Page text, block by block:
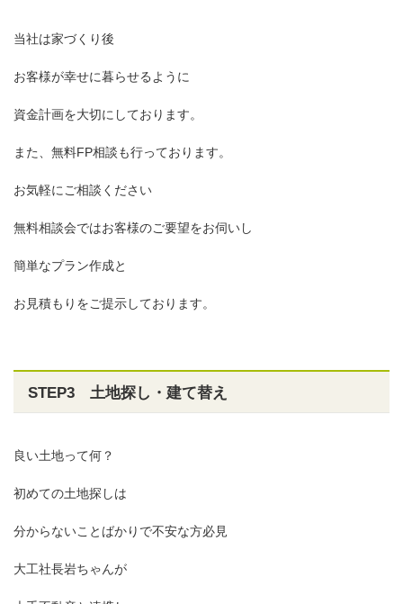
当社は家づくり後
お客様が幸せに暮らせるように
資金計画を大切にしております。
また、無料FP相談も行っております。
お気軽にご相談ください
無料相談会ではお客様のご要望をお伺いし
簡単なプラン作成と
お見積もりをご提示しております。
STEP3 土地探し・建て替え
良い土地って何？
初めての土地探しは
分からないことばかりで不安な方必見
大工社長岩ちゃんが